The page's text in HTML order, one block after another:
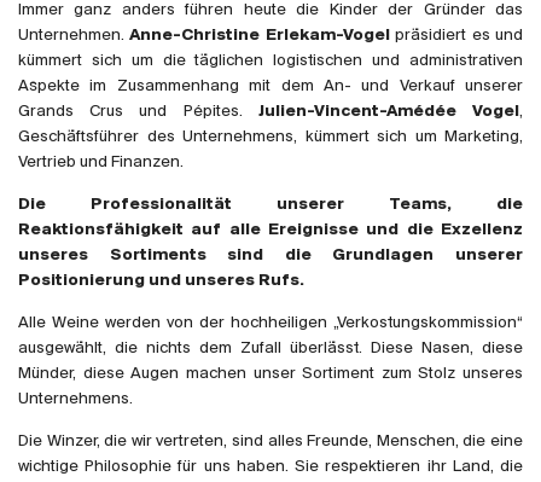
Ungarn
Libanon
Neuseeland
Portugal
Großbritannien
Subskriptionsweine
2025
Promotionen
Degustationspakete
Checkout
Immer ganz anders führen heute die Kinder der Gründer das
Unternehmen.Anne-Christine Erlekam-Vogelpräsidiert es und
kümmert sich um die täglichen logistischen und administrativen
Aspekte im Zusammenhang mit dem An- und Verkauf unserer
Grands Crus und Pépites. Julien-Vincent-Amédée Vogel,
Geschäftsführer des Unternehmens, kümmert sich um Marketing,
Vertrieb und Finanzen.
Die Professionalität unserer Teams, die
Reaktionsfähigkeit auf alle Ereignisse und die Exzellenz
unseres Sortiments sind die Grundlagen unserer
Positionierung und unseres Rufs.
Alle Weine werden von der hochheiligen „Verkostungskommission“
ausgewählt, die nichts dem Zufall überlässt. Diese Nasen, diese
Münder, diese Augen machen unser Sortiment zum Stolz unseres
Unternehmens.
Die Winzer, die wir vertreten, sind alles Freunde, Menschen, die eine
wichtige Philosophie für uns haben. Sie respektieren ihr Land, die